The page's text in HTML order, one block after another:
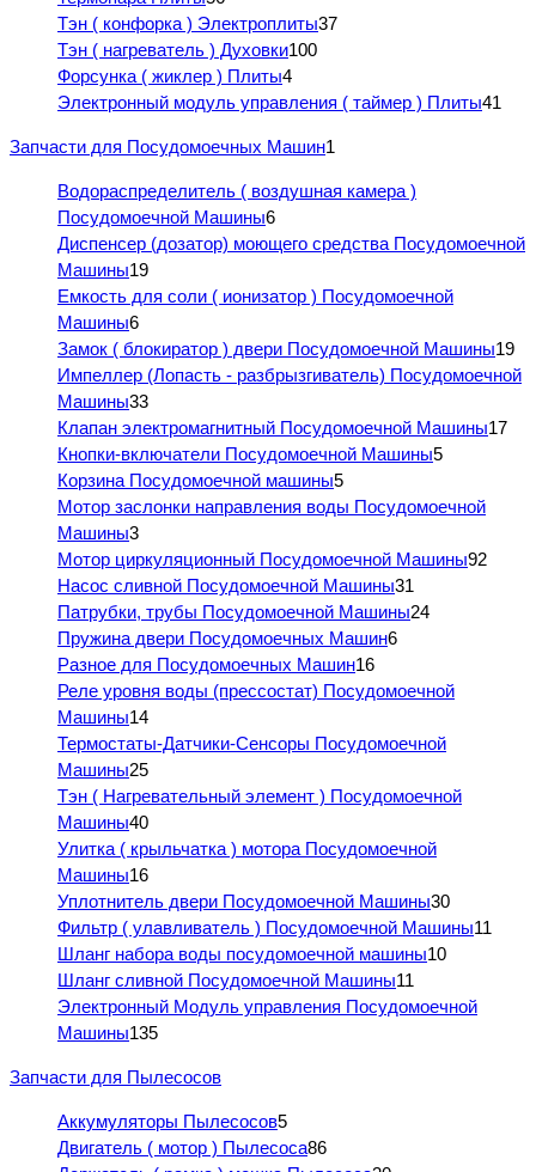
Тэн ( конфорка ) Электроплиты37
Тэн ( нагреватель ) Духовки100
Форсунка ( жиклер ) Плиты4
Электронный модуль управления ( таймер ) Плиты41
Запчасти для Посудомоечных Машин1
Водораспределитель ( воздушная камера )
Посудомоечной Машины6
Диспенсер (дозатор) моющего средства Посудомоечной
Машины19
Емкость для соли ( ионизатор ) Посудомоечной
Машины6
Замок ( блокиратор ) двери Посудомоечной Машины19
Импеллер (Лопасть - разбрызгиватель) Посудомоечной
Машины33
Клапан электромагнитный Посудомоечной Машины17
Кнопки-включатели Посудомоечной Машины5
Корзина Посудомоечной машины5
Мотор заслонки направления воды Посудомоечной
Машины3
Мотор циркуляционный Посудомоечной Машины92
Насос сливной Посудомоечной Машины31
Патрубки, трубы Посудомоечной Машины24
Пружина двери Посудомоечных Машин6
Разное для Посудомоечных Машин16
Реле уровня воды (прессостат) Посудомоечной
Машины14
Термостаты-Датчики-Сенсоры Посудомоечной
Машины25
Тэн ( Нагревательный элемент ) Посудомоечной
Машины40
Улитка ( крыльчатка ) мотора Посудомоечной
Машины16
Уплотнитель двери Посудомоечной Машины30
Фильтр ( улавливатель ) Посудомоечной Машины11
Шланг набора воды посудомоечной машины10
Шланг сливной Посудомоечной Машины11
Электронный Модуль управления Посудомоечной
Машины135
Запчасти для Пылесосов
Аккумуляторы Пылесосов5
Двигатель ( мотор ) Пылесоса86